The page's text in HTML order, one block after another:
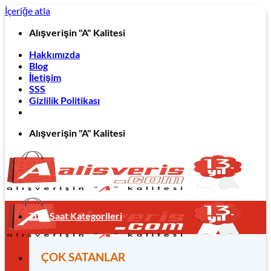
İçeriğe atla
Alışverişin "A" Kalitesi
Hakkımızda
Blog
İletişim
SSS
Gizlilik Politikası
Alışverişin "A" Kalitesi
Tüm Saat Kategorileri
ÇOK SATANLAR